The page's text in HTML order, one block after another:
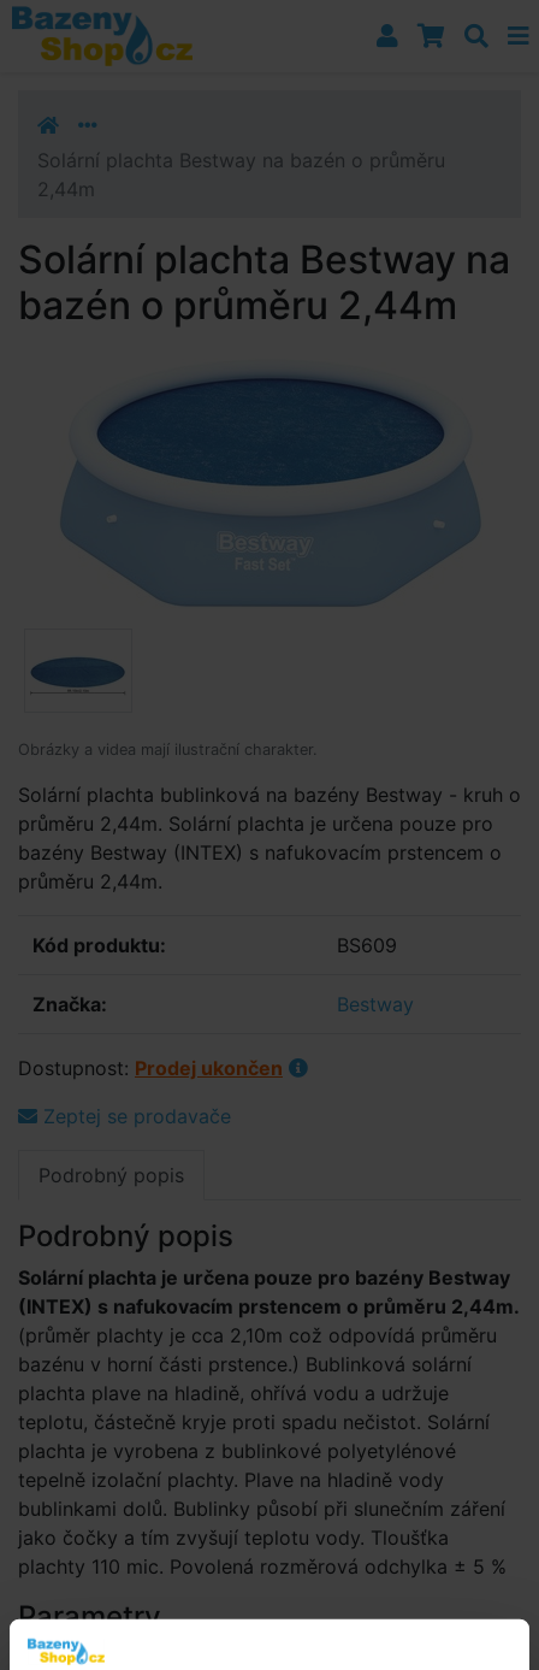
Přejít k navigaci
Přejít na obsah
Přejít k postrannímu sloupci
Solární plachta Bestway na bazén o průměru
2,44m
Solární plachta Bestway na
bazén o průměru 2,44m
Obrázky a videa mají ilustrační charakter.
Solární plachta bublinková na bazény Bestway - kruh o
průměru 2,44m. Solární plachta je určena pouze pro
bazény Bestway (INTEX) s nafukovacím prstencem o
průměru 2,44m.
Kód produktu: BS609
Značka: Bestway
Dostupnost: Prodej ukončen
Zeptej se prodavače
Podrobný popis
Podrobný popis
Solární plachta je určena pouze pro bazény Bestway
(INTEX) s nafukovacím prstencem o průměru 2,44m.
(průměr plachty je cca 2,10m což odpovídá průměru
bazénu v horní části prstence.) Bublinková solární
plachta plave na hladině, ohřívá vodu a udržuje
teplotu, částečně kryje proti spadu nečistot. Solární
plachta je vyrobena z bublinkové polyetylénové
tepelně izolační plachty. Plave na hladině vody
bublinkami dolů. Bublinky působí při slunečním záření
jako čočky a tím zvyšují teplotu vody. Tloušťka
plachty 110 mic. Povolená rozměrová odchylka ± 5 %
Parametry